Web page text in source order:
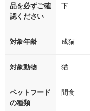
品を必ずご確
認ください
下
対象年齢 成猫
対象動物 猫
ペットフード
の種類
間食